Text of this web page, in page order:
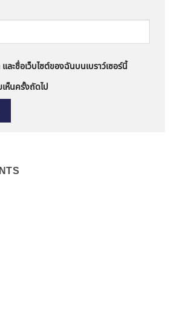
ละชื่อเว็บไซต์ของฉันบนเบราว์เซอร์นี้
ห็นครั้งถัดไป